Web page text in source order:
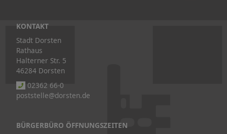
KONTAKT
Stadt Dorsten
Rathaus
Halterner Str. 5
46284 Dorsten
02362 66-0
poststelle@dorsten.de
BÜRGERBÜRO ÖFFNUNGSZEITEN